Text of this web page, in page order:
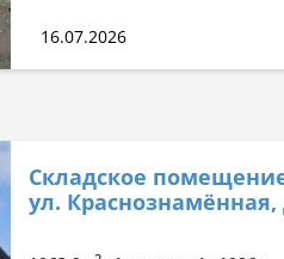
16.07.2026
Складское
ул. Краснознамённая,